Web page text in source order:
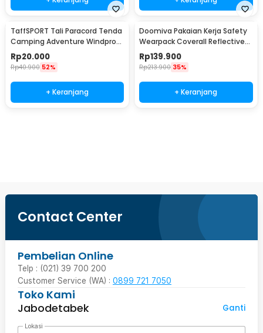
TaffSPORT Tali Paracord Tenda
Camping Adventure Windproof
4mmx4M 4 PCS - YG148
Rp20.000
Rp40.900 52%
+ Keranjang
Doomiva Pakaian Kerja Safety
Wearpack Coverall Reflective
Strips XL - DM-480
Rp139.900
Rp213.900 35%
+ Keranjang
Contact Center
Pembelian Online
Telp : (021) 39 700 200
Customer Service (WA) : 0899 721 7050
Toko Kami
Jabodetabek
Ganti
Lokasi